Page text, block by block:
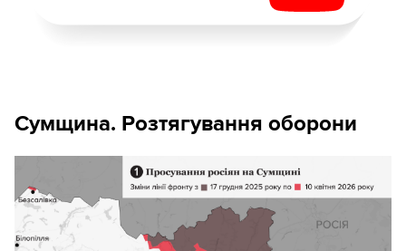
Сумщина. Розтягування оборони